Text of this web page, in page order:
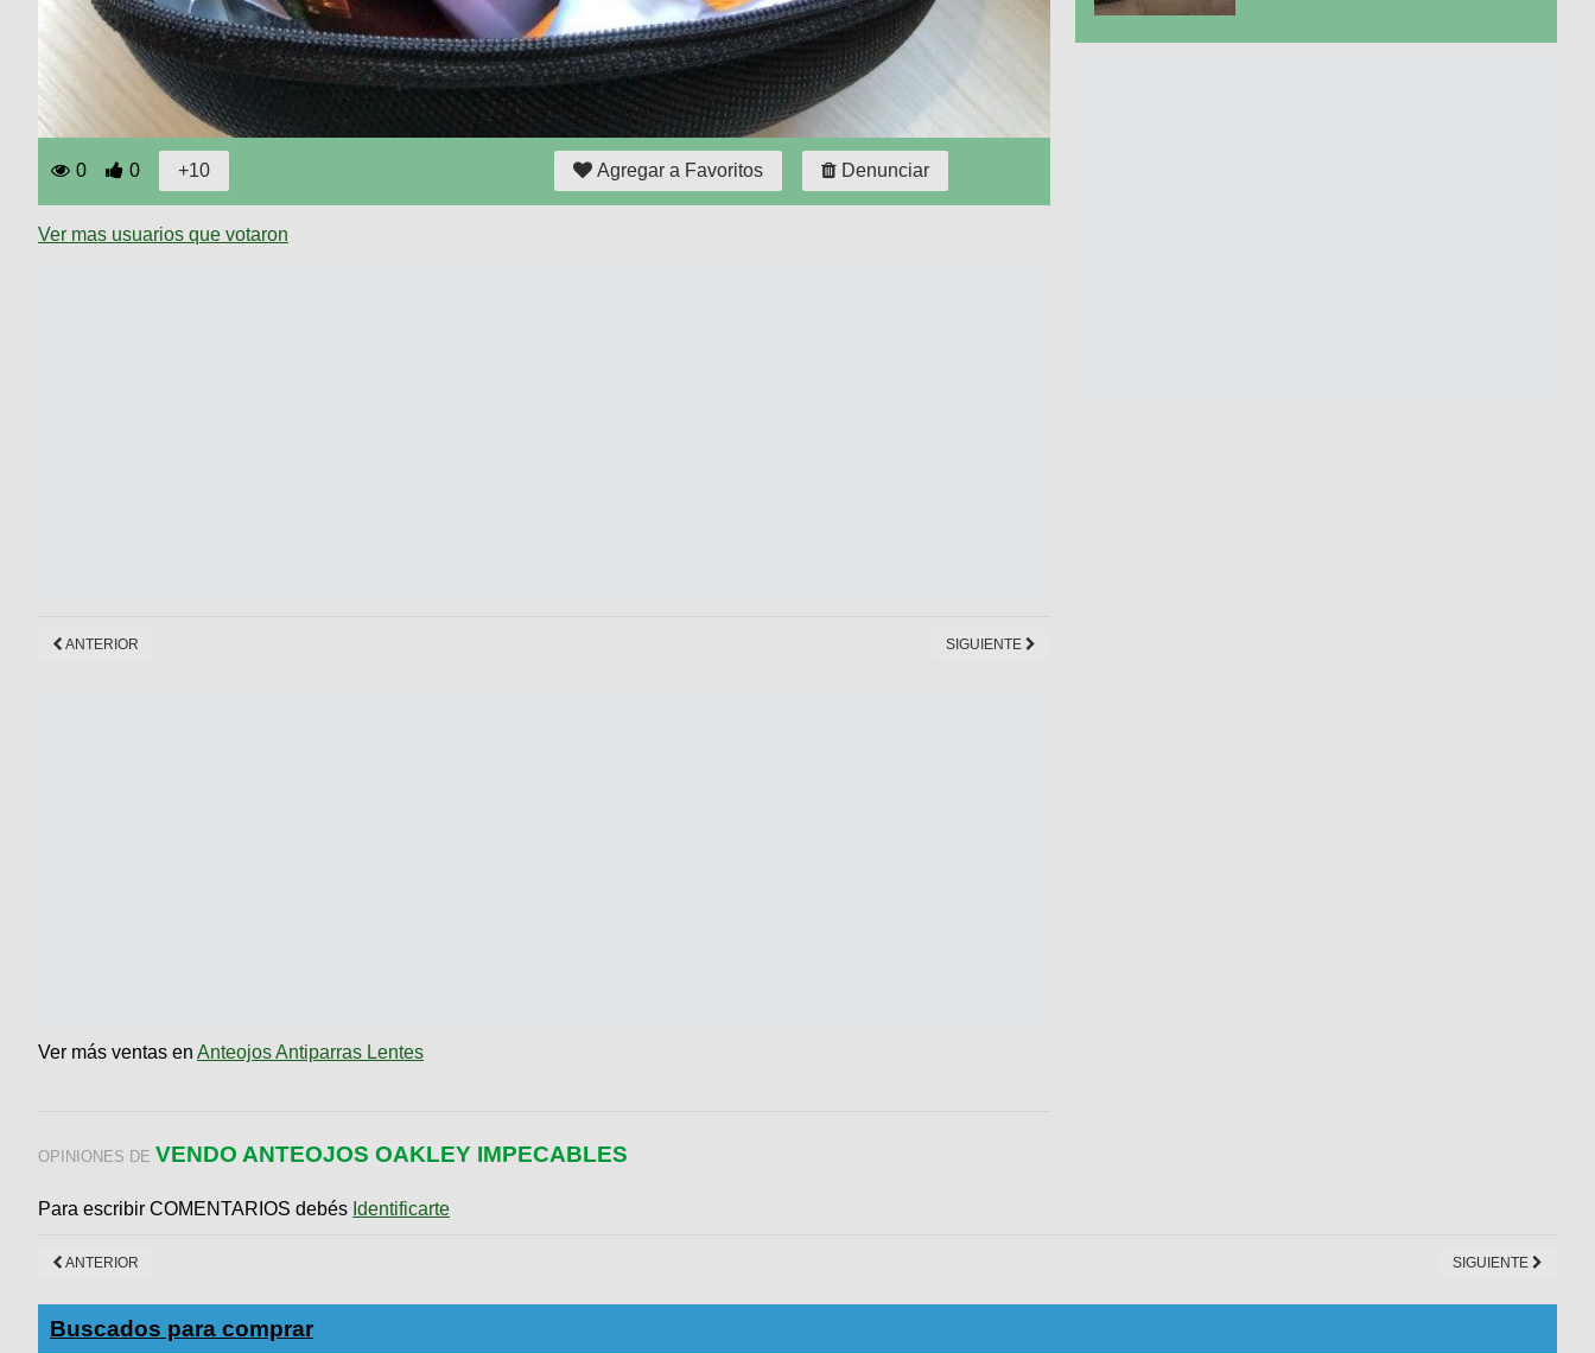
0 0 Agregar a Favoritos Denunciar
Ver mas usuarios que votaron
ANTERIOR SIGUIENTE
Ver más ventas en Anteojos Antiparras Lentes
OPINIONES DE VENDO ANTEOJOS OAKLEY IMPECABLES
Para escribir COMENTARIOS debés Identificarte
ANTERIOR SIGUIENTE
Buscados para comprar